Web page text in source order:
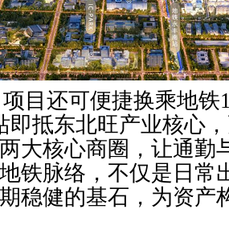
目还可便捷换乘地铁
即抵东北旺产业核心
大核心商圈，让通勤
铁脉络，不仅是日常
稳健的基石，为资产